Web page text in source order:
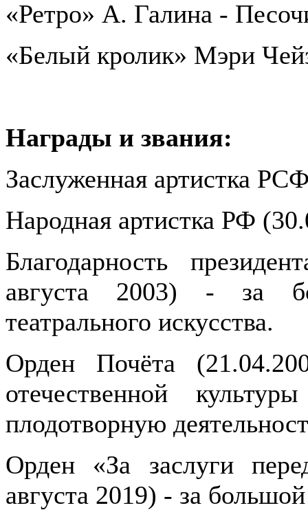
«Ретро» А. Галина -
«Белый кролик» Мэри
Награды и звания:
Заслуженная артистка
Народная артистка РФ
Благодарность
августа 2003) - за
театрального искусства.
Орден Почёта
отечественной
плодотворную
Орден «За заслуги
августа 2019) - за